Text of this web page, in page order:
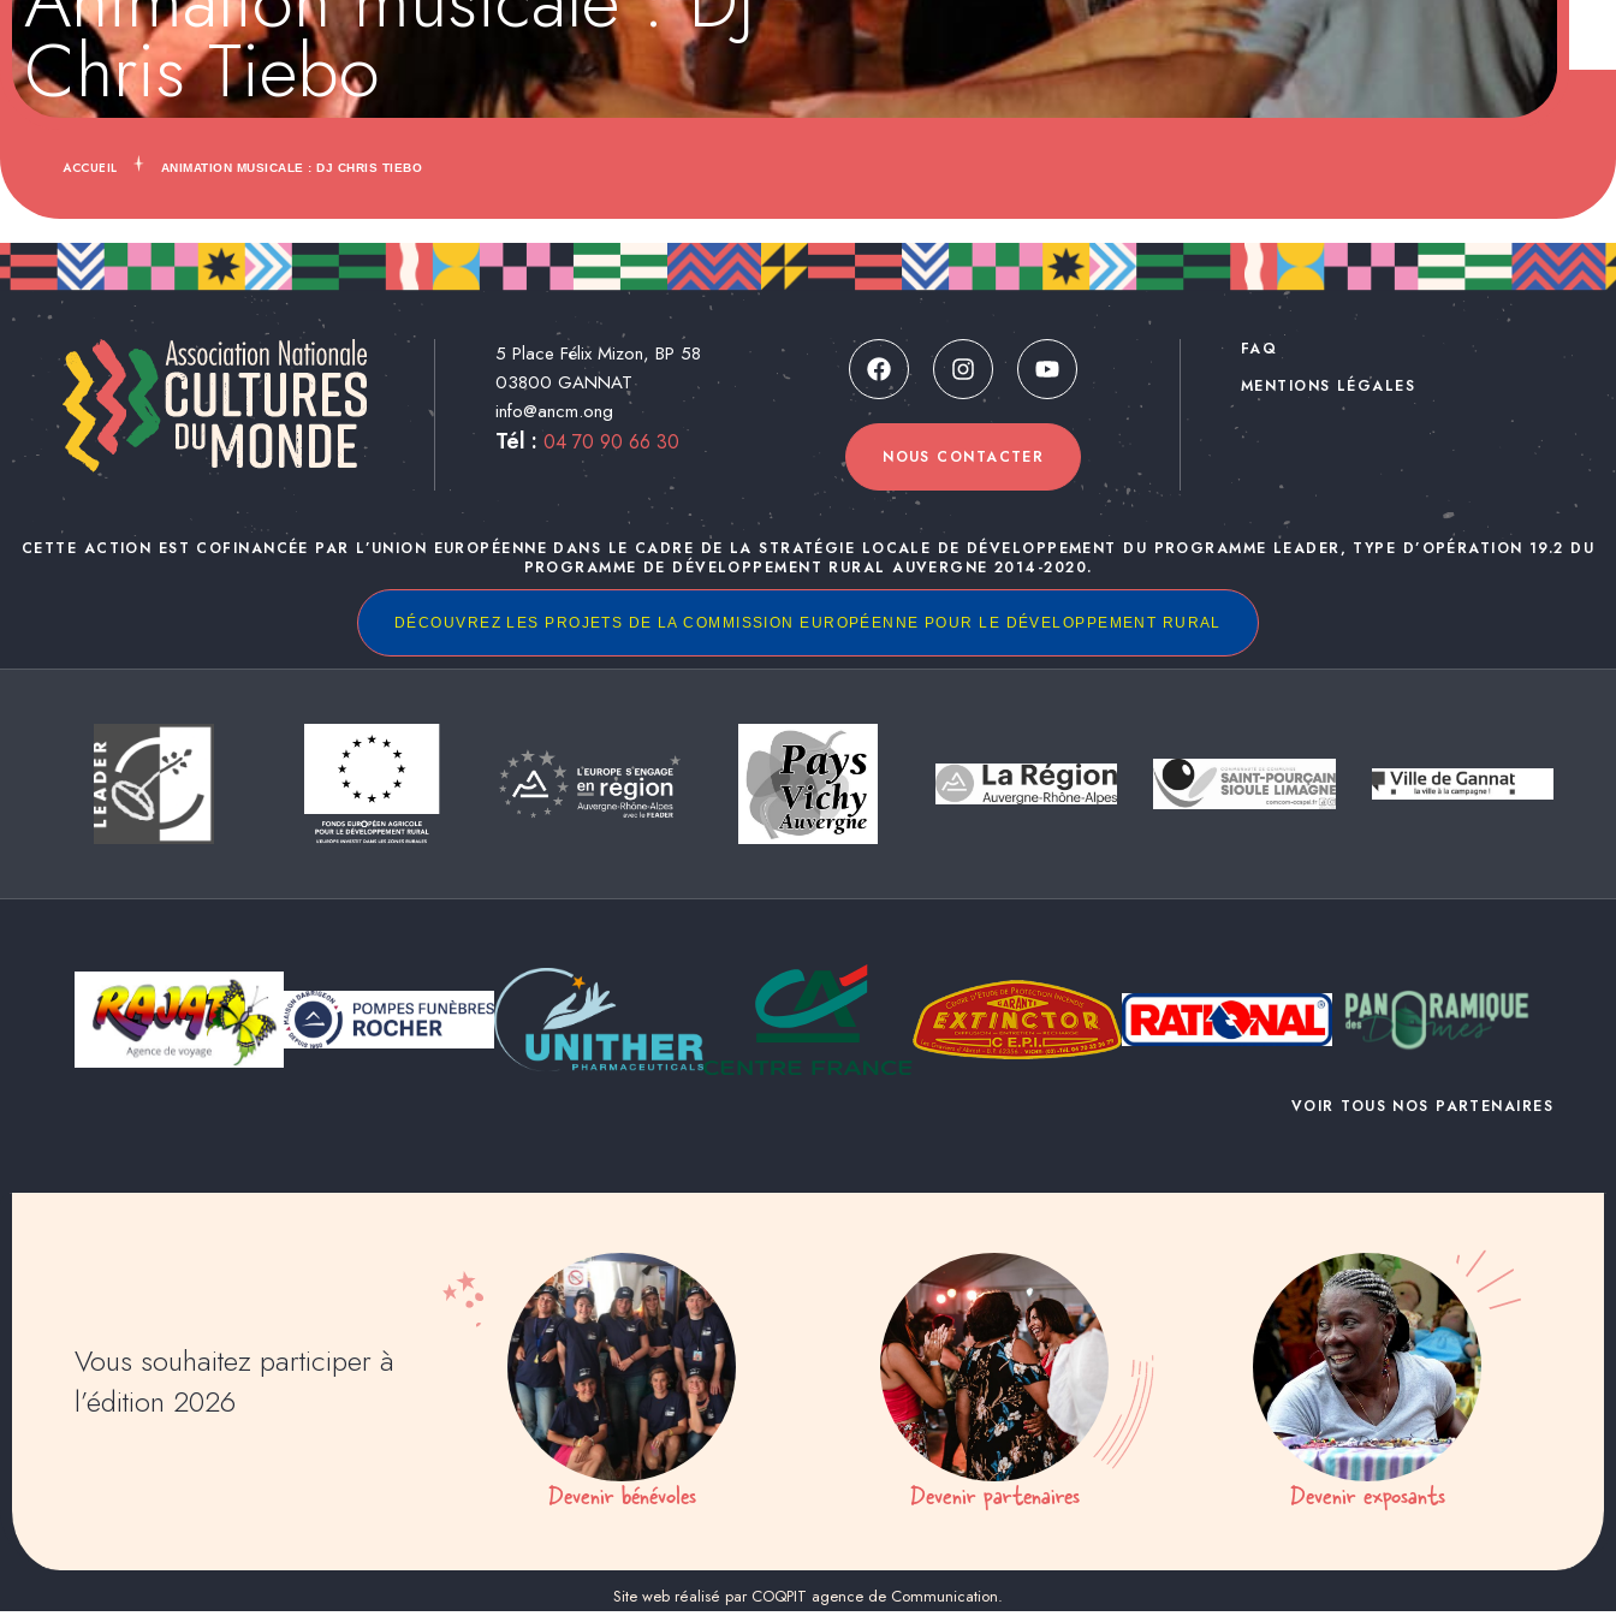
Chris Tiebo
ACCUEIL ANIMATION MUSICALE : DJ CHRIS TIEBO
5 Place Félix Mizon, BP 58
03800 GANNAT
info@ancm.ong
Tél : 04 70 90 66 30
NOUS CONTACTER
FAQ
MENTIONS LÉGALES
CETTE ACTION EST COFINANCÉE PAR L’UNION EUROPÉENNE DANS LE CADRE DE LA STRATÉGIE LOCALE DE DÉVELOPPEMENT DU PROGRAMME LEADER, TYPE D’OPÉRATION 19.2 DU
PROGRAMME DE DÉVELOPPEMENT RURAL AUVERGNE 2014-2020.
DÉCOUVREZ LES PROJETS DE LA COMMISSION EUROPÉENNE POUR LE DÉVELOPPEMENT RURAL
VOIR TOUS NOS PARTENAIRES
Vous souhaitez participer à
l’édition 2026
Devenir bénévoles Devenir partenaires Devenir exposants
Site web réalisé par COQPIT agence de Communication.